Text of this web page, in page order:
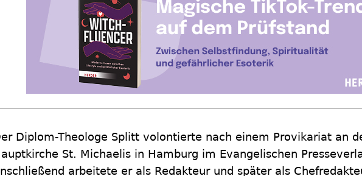
Diplom-Theologe Splitt volontierte nach einem Provikariat an
St. Michaelis in Hamburg im Evangelischen
arbeitete er als Redakteur und später als